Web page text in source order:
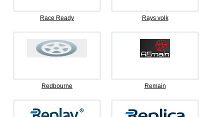
Race Ready Rays volk
Redbourne Remain